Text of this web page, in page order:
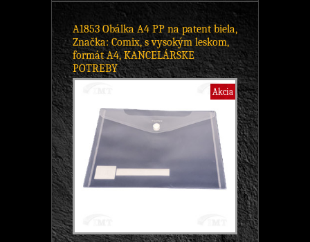
A1853 Obálka A4 PP na patent biela,
Značka: Comix, s vysokým leskom,
formát A4, KANCELÁRSKE
POTREBY
Akcia